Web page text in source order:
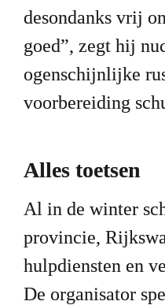
desondanks vrij
goed”, zegt hij
ogenschijnlijke
voorbereiding
Alles toetsen
Al in de winter
provincie,
hulpdiensten en
De organisator